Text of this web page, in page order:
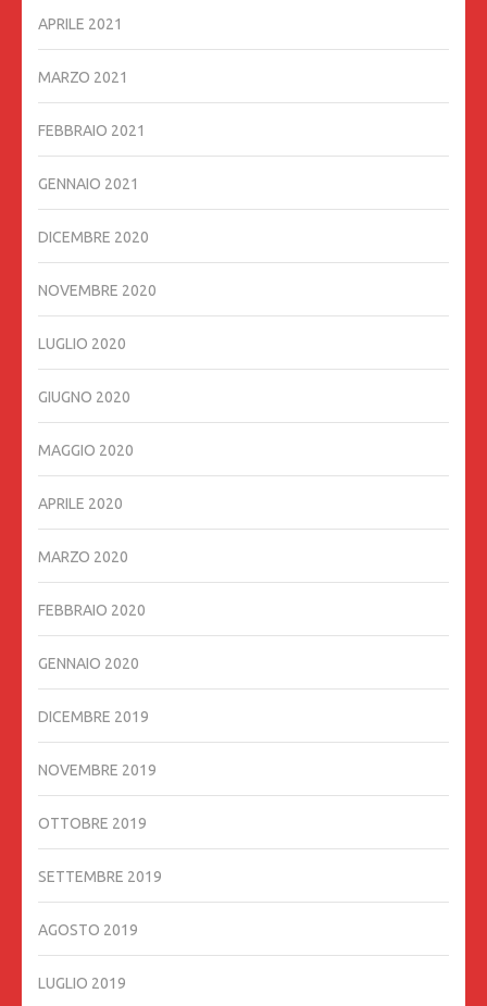
APRILE 2021
MARZO 2021
FEBBRAIO 2021
GENNAIO 2021
DICEMBRE 2020
NOVEMBRE 2020
LUGLIO 2020
GIUGNO 2020
MAGGIO 2020
APRILE 2020
MARZO 2020
FEBBRAIO 2020
GENNAIO 2020
DICEMBRE 2019
NOVEMBRE 2019
OTTOBRE 2019
SETTEMBRE 2019
AGOSTO 2019
LUGLIO 2019